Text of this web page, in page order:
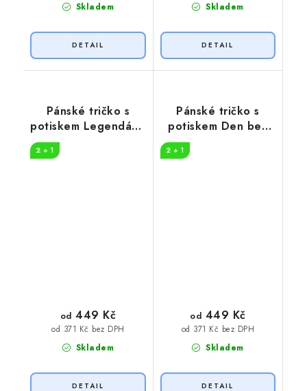
Skladem Skladem
Pánské tričko s
potiskem Legendární
2 + 1
Skladem
od 371 Kč bez DPH
od 449 Kč
Pánské tričko s
potiskem Den bez
2 + 1
Skladem
od 371 Kč bez DPH
od 449 Kč